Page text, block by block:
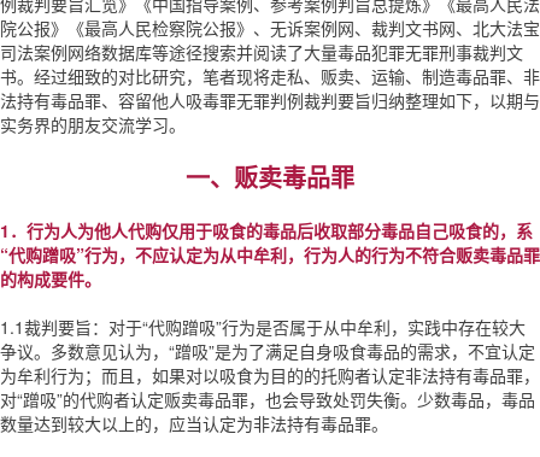
院公报》《最高人民检察院公报》、无诉案例网、裁判文书网、北大法宝
司法案例网络数据库等途径搜索并阅读了大量毒品犯罪无罪刑事裁判文
书。经过细致的对比研究，笔者现将走私、贩卖、运输、制造毒品罪、非
法持有毒品罪、容留他人吸毒罪无罪判例裁判要旨归纳整理如下，以期与
实务界的朋友交流学习。
一、贩卖毒品罪
1．行为人为他人代购仅用于吸食的毒品后收取部分毒品自己吸食的，系
“代购蹭吸”行为，不应认定为从中牟利，行为人的行为不符合贩卖毒品罪
的构成要件。
1.1裁判要旨：对于“代购蹭吸”行为是否属于从中牟利，实践中存在较大
争议。多数意见认为，“蹭吸”是为了满足自身吸食毒品的需求，不宜认定
为牟利行为；而且，如果对以吸食为目的的托购者认定非法持有毒品罪，
对“蹭吸”的代购者认定贩卖毒品罪，也会导致处罚失衡。少数毒品，毒品
数量达到较大以上的，应当认定为非法持有毒品罪。